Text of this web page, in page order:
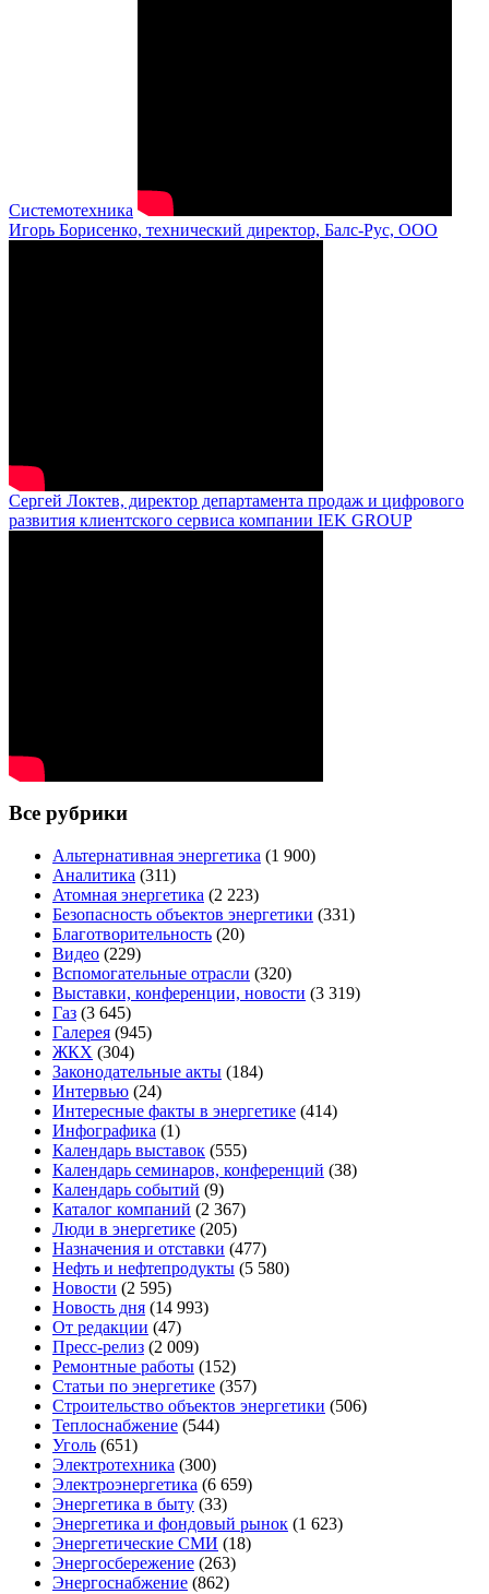
Системотехника
Игорь Борисенко, технический директор, Балс-Рус, ООО
Сергей Локтев, директор департамента продаж и цифрового
развития клиентского сервиса компании IEK GROUP
Все рубрики
Альтернативная энергетика (1 900)
Аналитика (311)
Атомная энергетика (2 223)
Безопасность объектов энергетики (331)
Благотворительность (20)
Видео (229)
Вспомогательные отрасли (320)
Выставки, конференции, новости (3 319)
Газ (3 645)
Галерея (945)
ЖКХ (304)
Законодательные акты (184)
Интервью (24)
Интересные факты в энергетике (414)
Инфографика (1)
Календарь выставок (555)
Календарь семинаров, конференций (38)
Календарь событий (9)
Каталог компаний (2 367)
Люди в энергетике (205)
Назначения и отставки (477)
Нефть и нефтепродукты (5 580)
Новости (2 595)
Новость дня (14 993)
От редакции (47)
Пресс-релиз (2 009)
Ремонтные работы (152)
Статьи по энергетике (357)
Строительство объектов энергетики (506)
Теплоснабжение (544)
Уголь (651)
Электротехника (300)
Электроэнергетика (6 659)
Энергетика в быту (33)
Энергетика и фондовый рынок (1 623)
Энергетические СМИ (18)
Энергосбережение (263)
Энергоснабжение (862)